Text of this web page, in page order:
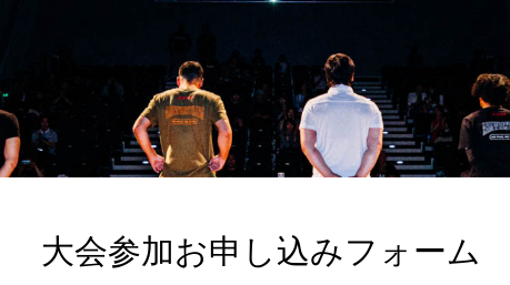
大会参加お申し込みフォーム